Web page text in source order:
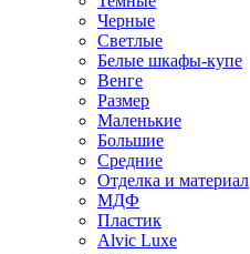
Черные
Светлые
Белые шкафы-купе
Венге
Размер
Маленькие
Большие
Средние
Отделка и материал
МДФ
Пластик
Alvic Luxe